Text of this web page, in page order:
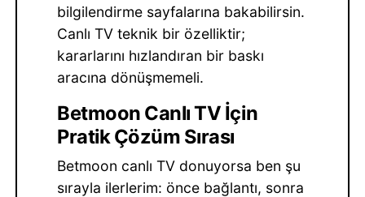
bilgilendirme sayfalarına bakabilirsin.
Canlı TV teknik bir özelliktir;
kararlarını hızlandıran bir baskı
aracına dönüşmemeli.
Betmoon Canlı TV İçin
Pratik Çözüm Sırası
Betmoon canlı TV donuyorsa ben şu
sırayla ilerlerim: önce bağlantı, sonra